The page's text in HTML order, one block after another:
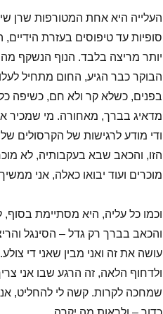
העלייה היא אחת המטורפות שרן
סופיות עד טיפוסים בעזרת
יותר מריצה בלבד. הנוף הנשקף
הבוקר כבר הגיע, החום מתחיל
בפנים, כשלא קר ולא חם, כשיפה
מדאיג בברך, מאחורה. מי שמכיר
ודי מודע לרגישות של הקרסולים
הזו, והכאב שבא בעקבותיה, לא
מוכרים ועוד יבואו כאלה, אני
והכאב בברך רק גדל – הסינגל
עושה את זה ואני מבין שאני די
ולדחוף הלאה, זה הרגע שבו אני
שמחכה לקרות. קשה לי להחליט,